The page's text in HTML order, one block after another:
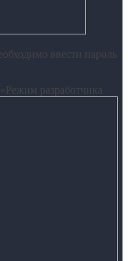
ввести пароль
разработчика